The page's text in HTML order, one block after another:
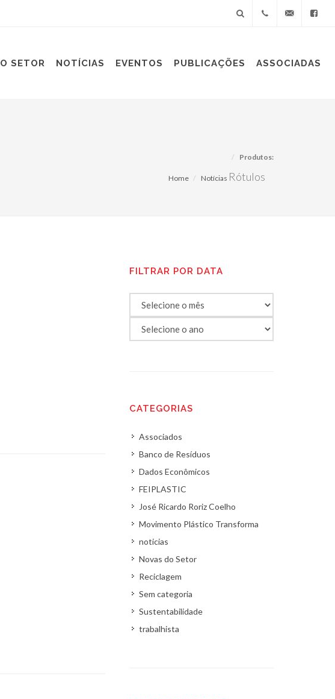
3060-
O SETOR NOTÍCIAS EVENTOS PUBLICAÇÕES ASSOCIADAS
Home Notícias
Produtos:
Rótulos
FILTRAR POR DATA
CATEGORIAS
Associados
Banco de Resíduos
Dados Econômicos
FEIPLASTIC
José Ricardo Roriz Coelho
Movimento Plástico Transforma
noticias
Novas do Setor
Reciclagem
Sem categoria
Sustentabilidade
trabalhista